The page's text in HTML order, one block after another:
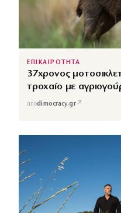
ΕΠΙΚΑΙΡΟΤΗΤΑ
37χρονος
τροχαίο με
απόdimocracy.gr↗